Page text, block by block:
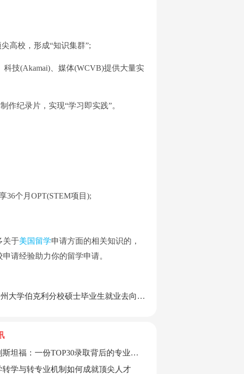
高校，形成“知识集群”;
技(Akamai)、媒体(WCVB)提供大量实
纪录片，实现“学习即实践”。
个月OPT(STEM项目);
关于美国留学申请方面的相关知识的，
请经验助力你的留学申请。
大学伯克利分校硕士毕业生就业去向解析
从美本到斯坦福：一份TOP30录取背后的专业支撑
转学与转专业机制如何成就顶尖人才